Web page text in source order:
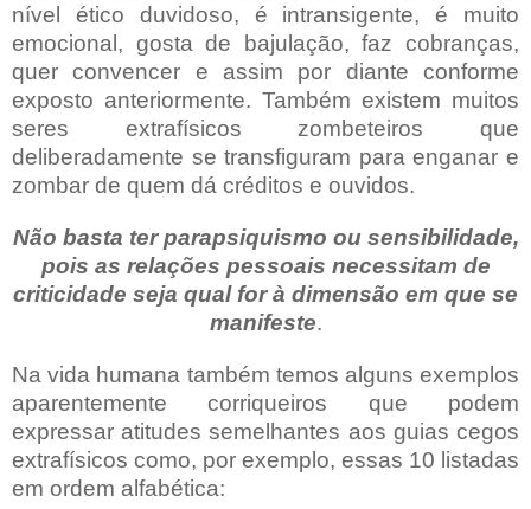
nível ético duvidoso, é intransigente, é muito
emocional, gosta de bajulação, faz cobranças,
quer convencer e assim por diante conforme
exposto anteriormente. Também existem muitos
seres extrafísicos zombeteiros que
deliberadamente se transfiguram para enganar e
zombar de quem dá créditos e ouvidos.
Não basta ter parapsiquismo ou sensibilidade,
pois as relações pessoais necessitam de
criticidade seja qual for à dimensão em que se
manifeste.
Na vida humana também temos alguns exemplos
aparentemente corriqueiros que podem
expressar atitudes semelhantes aos guias cegos
extrafísicos como, por exemplo, essas 10 listadas
em ordem alfabética: